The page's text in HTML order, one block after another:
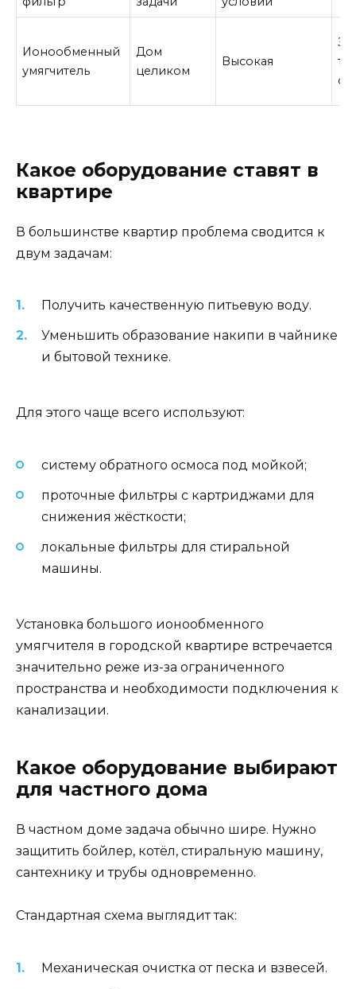
Ионообменный
умягчитель
Дом
целиком
Высокая
Какое оборудование ставят в
квартире
В большинстве квартир проблема сводится к
двум задачам:
Получить качественную питьевую воду.
Уменьшить образование накипи в чайнике
и бытовой технике.
Для этого чаще всего используют:
систему обратного осмоса под мойкой;
проточные фильтры с картриджами для
снижения жёсткости;
локальные фильтры для стиральной
машины.
Установка большого ионообменного
умягчителя в городской квартире встречается
значительно реже из-за ограниченного
пространства и необходимости подключения к
канализации.
Какое оборудование выбирают
для частного дома
В частном доме задача обычно шире. Нужно
защитить бойлер, котёл, стиральную машину,
сантехнику и трубы одновременно.
Стандартная схема выглядит так:
Механическая очистка от песка и взвесей.